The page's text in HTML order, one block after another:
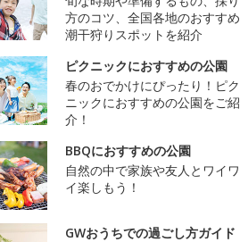
方のコツ、全国各地のおすすめ
潮干狩りスポットを紹介
ピクニックにおすすめの公園
春のおでかけにぴったり！ピク
ニックにおすすめの公園をご紹
介！
BBQにおすすめの公園
自然の中で家族や友人とワイワ
イ楽しもう！
GWおうちでの過ごし方ガイド